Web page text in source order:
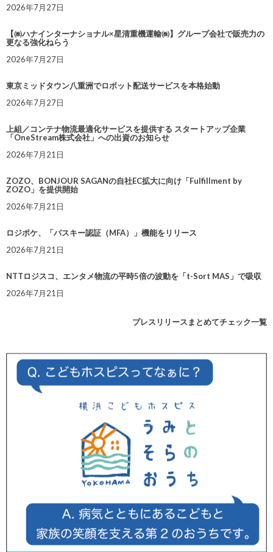
2026年7月27日
【㈱ハナインターナショナル×星清重機運輸㈱】グループ会社で販売力の
更なる強化ねらう
2026年7月27日
東京ミッドタウン八重洲でロボット配送サービスを本格始動
2026年7月27日
上組／コンテナ物流最適化サービスを提供する スタートアップ企業
「OneStream株式会社」への出資のお知らせ
2026年7月21日
ZOZO、BONJOUR SAGANの自社EC拡大に向け「Fulfillment by
ZOZO」を提供開始
2026年7月21日
ロジポケ、「パスキー認証（MFA）」機能をリリース
2026年7月21日
NTTロジスコ、エンタメ物流の平時5倍の波動を「t-Sort MAS」で吸収
2026年7月21日
プレスリリースまとめてチェック一覧